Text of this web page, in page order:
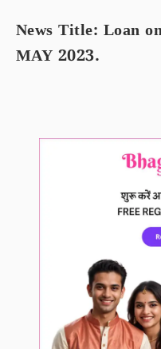
News Title: Loan
MAY 2023.